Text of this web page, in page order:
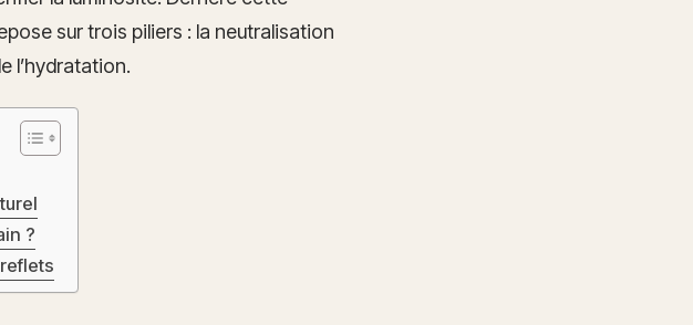
sur trois piliers : la neutralisation
l’hydratation.
?